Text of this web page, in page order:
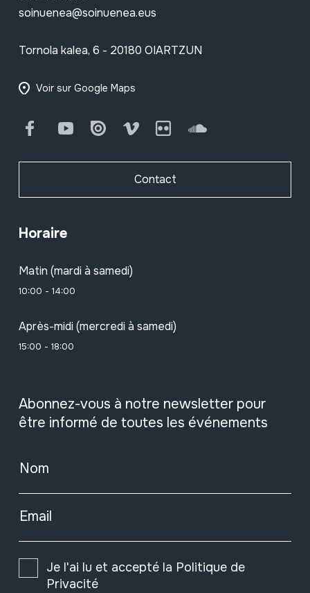
soinuenea@soinuenea.eus
Tornola kalea, 6 - 20180 OIARTZUN
Voir sur Google Maps
FacebookYoutube Issuu Vimeo Flickr SoundCloud
Contact
Horaire
Matin (mardi à samedi)
10:00 - 14:00
Après-midi (mercredi à samedi)
15:00 - 18:00
Abonnez-vous à notre newsletter pour
être informé de toutes les événements
Nom
Email
Je l'ai lu et accepté la Politique de
Privacité